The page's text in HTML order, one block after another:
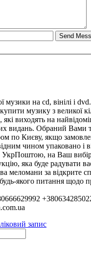
музики на cd, вінілі і
музику з великої
які виходять на
видань. Обраний Вами
по Києву, якщо
чином упаковано і
на Ваш
яка буде радувати
меломани за відкрите
якого питання щодо
запис